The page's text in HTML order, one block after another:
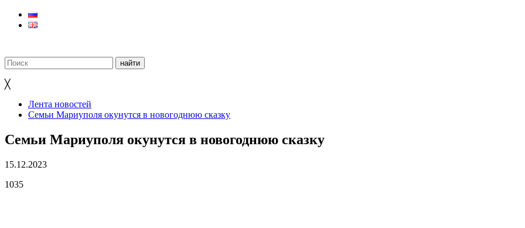
╳
Лента новостей
Семьи Мариуполя окунутся в новогоднюю сказку
Семьи Мариуполя окунутся в новогоднюю сказку
15.12.2023
1035